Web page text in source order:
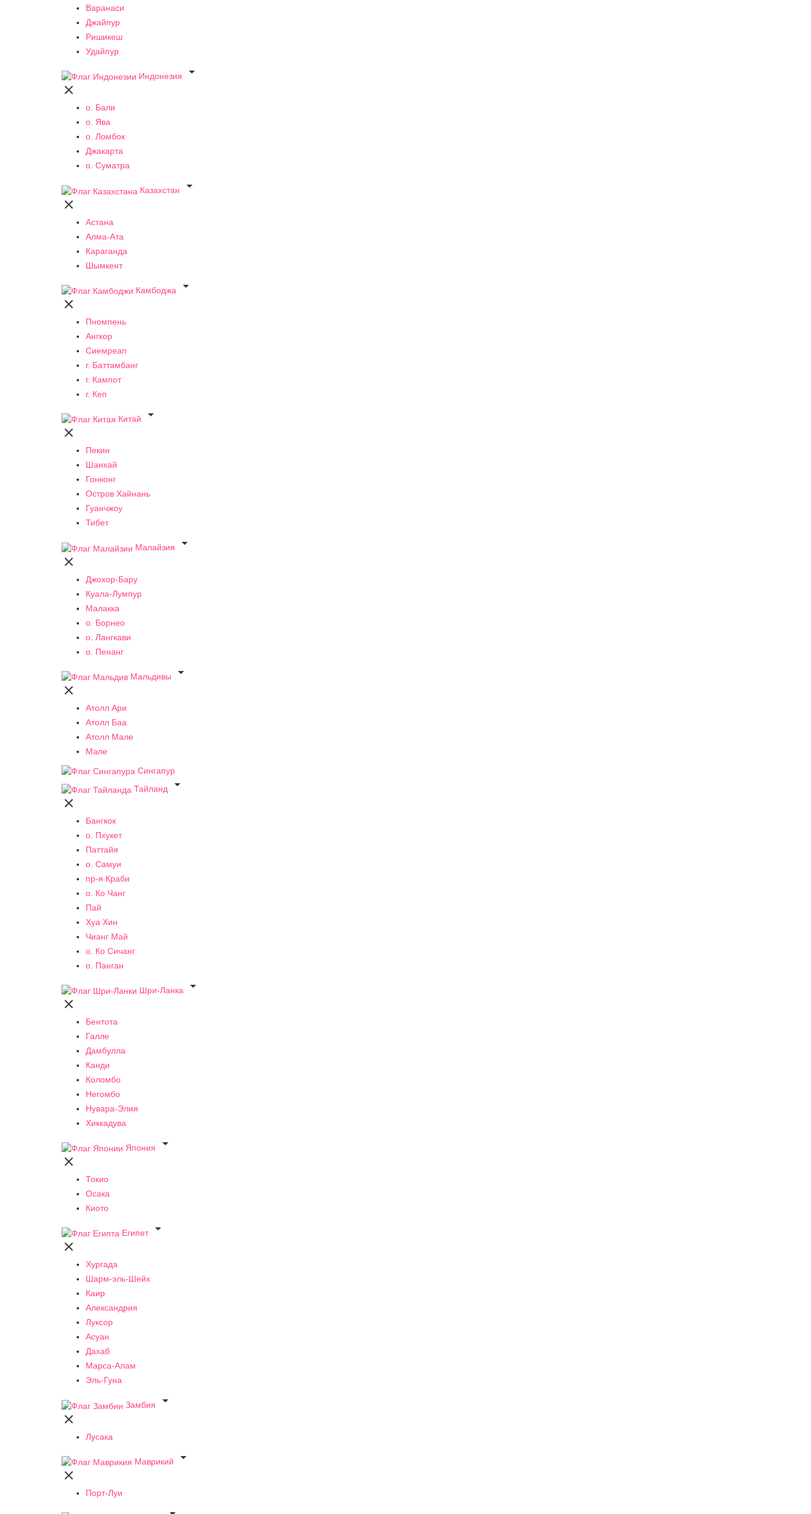
Варанаси
Джайпур
Ришикеш
Удайпур
Индонезия


о. Бали
о. Ява
о. Ломбок
Джакарта
о. Суматра
Казахстан


Астана
Алма-Ата
Караганда
Шымкент
Камбоджа


Пномпень
Ангкор
Сиемреап
г. Баттамбанг
г. Кампот
г. Кеп
Китай


Пекин
Шанхай
Гонконг
Остров Хайнань
Гуанчжоу
Тибет
Малайзия


Джохор-Бару
Куала-Лумпур
Малакка
о. Борнео
о. Лангкави
о. Пенанг
Мальдивы


Атолл Ари
Атолл Баа
Атолл Мале
Мале
Сингапур
Тайланд


Бангкок
о. Пхукет
Паттайя
о. Самуи
пр-я Краби
о. Ко Чанг
Пай
Хуа Хин
Чианг Май
о. Ко Сичанг
о. Панган
Шри-Ланка


Бентота
Галле
Дамбулла
Канди
Коломбо
Негомбо
Нувара-Элия
Хиккадува
Япония


Токио
Осака
Киото
Египет


Хургада
Шарм-эль-Шейх
Каир
Александрия
Луксор
Асуан
Дахаб
Марса-Алам
Эль-Гуна
Замбия


Лусака
Маврикий


Порт-Луи